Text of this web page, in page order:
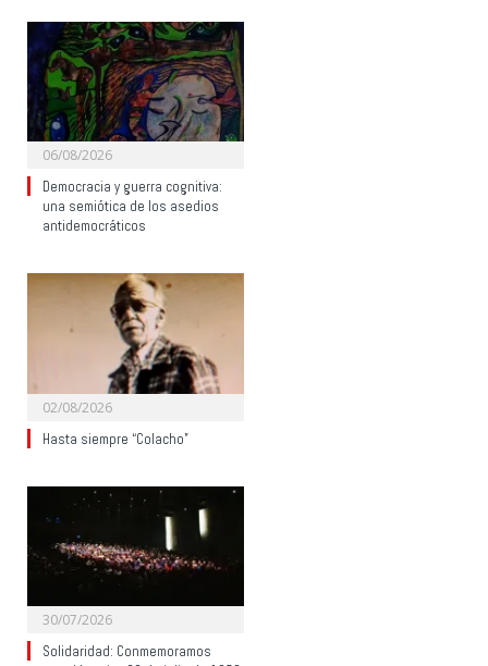
06/08/2026
Democracia y guerra cognitiva:
una semiótica de los asedios
antidemocráticos
02/08/2026
Hasta siempre “Colacho”
30/07/2026
Solidaridad: Conmemoramos